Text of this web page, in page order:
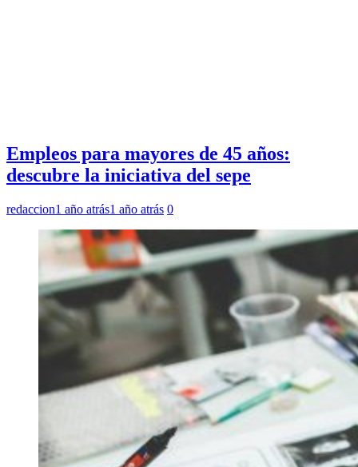
Empleos para mayores de 45 años:
descubre la iniciativa del sepe
redaccion1 año atrás1 año atrás 0